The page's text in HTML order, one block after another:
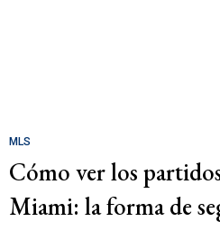
MLS
Cómo ver los
Miami: la forma de